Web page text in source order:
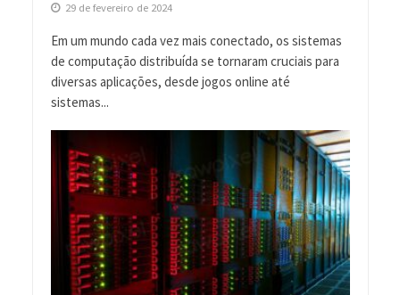
29 de fevereiro de 2024
Em um mundo cada vez mais conectado, os sistemas
de computação distribuída se tornaram cruciais para
diversas aplicações, desde jogos online até
sistemas...